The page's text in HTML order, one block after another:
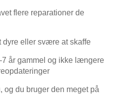
flere reparationer de
dyre eller svære at skaffe
7 år gammel og ikke længere
og du bruger den meget på